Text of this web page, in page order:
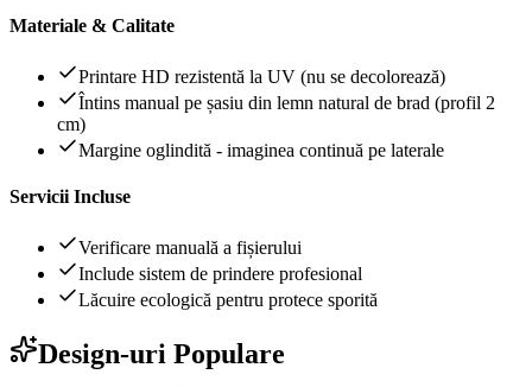
Materiale & Calitate
Printare HD rezistentă la UV (nu se decolorează)
Întins manual pe șasiu din lemn natural de brad (profil 2
cm)
Margine oglindită - imaginea continuă pe laterale
Servicii Incluse
Verificare manuală a fișierului
Include sistem de prindere profesional
Lăcuire ecologică pentru protece sporită
Design-uri Populare